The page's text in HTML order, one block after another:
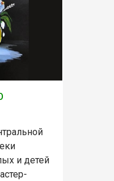
и детей